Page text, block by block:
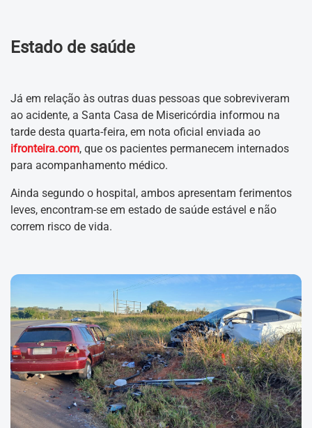
Estado de saúde
Já em relação às outras duas pessoas que sobreviveram
ao acidente, a Santa Casa de Misericórdia informou na
tarde desta quarta-feira, em nota oficial enviada ao
ifronteira.com, que os pacientes permanecem internados
para acompanhamento médico.
Ainda segundo o hospital, ambos apresentam ferimentos
leves, encontram-se em estado de saúde estável e não
correm risco de vida.